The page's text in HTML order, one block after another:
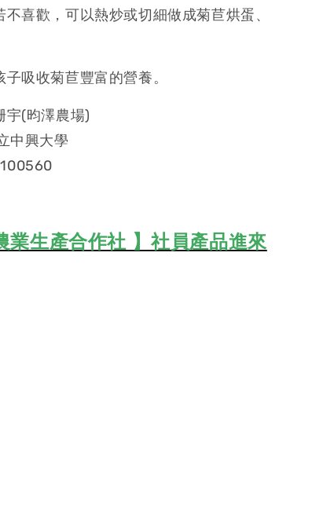
喜歡，可以熱炒或切細做成菊苣烘蛋、
吸收菊苣豐富的營養。
宇(昀澤農場)
中興大學
業生產合作社 】社員產品進來